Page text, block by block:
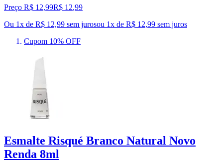
Preço R$ 12,99R$ 12,99
Ou 1x de R$ 12,99 sem jurosou 1x de R$ 12,99 sem juros
Cupom 10% OFF
Esmalte Risqué Branco Natural Novo
Renda 8ml